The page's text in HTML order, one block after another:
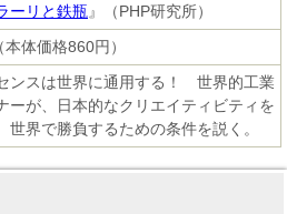
ーリと鉄瓶 』（PHP研究所）
体価格860円）
ンスは世界に通用する！ 世界的工業
ーが、日本的なクリエイティビティを
世界で勝負するための条件を説く。